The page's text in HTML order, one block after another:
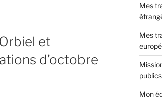
et
d’octobre
Mes
Mes
publics
Mon